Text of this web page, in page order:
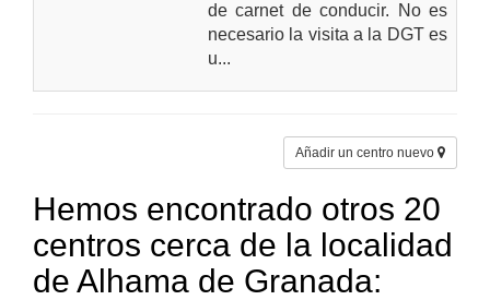
de carnet de conducir. No es
necesario la visita a la DGT es
u...
Añadir un centro nuevo
Hemos encontrado otros 20
centros cerca de la localidad
de Alhama de Granada: